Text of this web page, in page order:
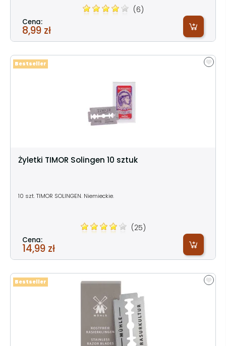
(6)
Cena:
8,99 zł
Żyletki TIMOR Solingen 10 sztuk
10 szt. TIMOR SOLINGEN. Niemieckie.
(25)
Cena:
14,99 zł
Bestseller
Bestseller